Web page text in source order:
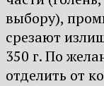
выбору),
срезают
350 г. По
отделить от